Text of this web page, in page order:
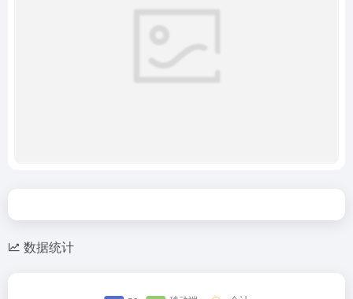
数据统计